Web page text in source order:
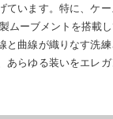
ています。特に、ケ
ムーブメントを搭載
と曲線が織りなす洗
あらゆる装いをエレ